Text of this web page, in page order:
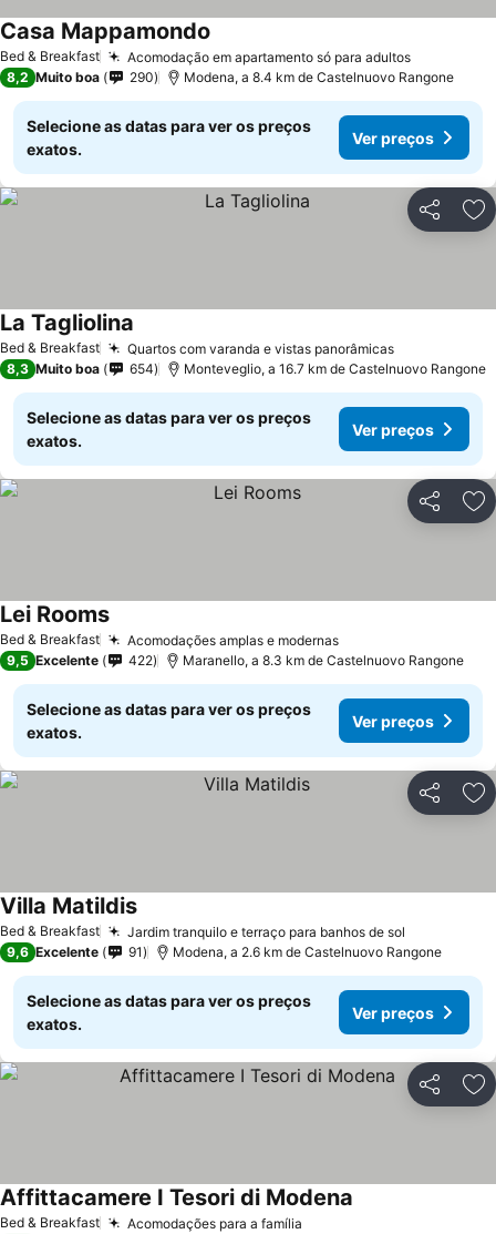
Bed & Breakfast Acomodação em apartamento só para adultosVer
Casa Mappamondo
8,2 Muito boa 290 Modena, a 8.4 km de Castelnuovo Rangone
Selecione as datas para ver os preços
exatos.
Ver preços
Partilhar
Bed & Breakfast Quartos com varanda e vistas panorâmicasVer preços
La Tagliolina
8,3 Muito boa 654 Monteveglio, a 16.7 km de Castelnuovo Rangone
Selecione as datas para ver os preços
exatos.
Ver preços
Partilhar
Bed & Breakfast Acomodações amplas e modernasVer preços
Lei RoomsVer preços
9,5 Excelente 422 Maranello, a 8.3 km de Castelnuovo Rangone
Selecione as datas para ver os preços
exatos.
Ver preços
Partilhar
Bed & Breakfast Jardim tranquilo e terraço para banhos de sol
Villa MatildisVer preços
9,6 Excelente 91 Modena, a 2.6 km de Castelnuovo Rangone
Selecione as datas para ver os preços
exatos.
Ver preços
Partilhar
Bed & Breakfast Acomodações para a família
Affittacamere I Tesori di Modena